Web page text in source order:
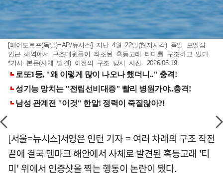
[페어도르프(독일)=AP/뉴시스] 지난 4월 22일(현지시각) 독일 포엘섬
인근 해역에서 구조대원들이 좌초된 혹등고래 티미를 구조하고 있다.
*기사 본문(사체 발견) 이전의 구조 당시 사진. 2026.05.19.
[서울=뉴시스]서영은 인턴 기자 = 여러 차례의 구조 작전
끝에 결국 덴마크 해안에서 사체로 발견된 혹등고래 '티
미' 위에서 인증샷을 찍는 행동이 논란이 됐다.